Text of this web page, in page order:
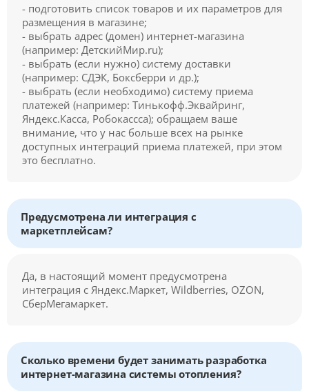
- подготовить список товаров и их параметров для
размещения в магазине;
- выбрать адрес (домен) интернет-магазина
(например: ДетскийМир.ru);
- выбрать (если нужно) систему доставки
(например: СДЭК, Боксберри и др.);
- выбрать (если необходимо) систему приема
платежей (например: Тинькофф.Эквайринг,
Яндекс.Касса, Робокассса); обращаем ваше
внимание, что у нас больше всех на рынке
доступных интеграций приема платежей, при этом
это бесплатно.
Предусмотрена ли интеграция с
маркетплейсам?
Да, в настоящий момент предусмотрена
интеграция с Яндекс.Маркет, Wildberries, OZON,
СберМегамаркет.
Сколько времени будет занимать разработка
интернет-магазина системы отопления?